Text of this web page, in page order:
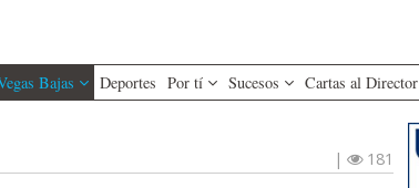
Bajas Deportes Por tí Sucesos Cartas al Director
|
181